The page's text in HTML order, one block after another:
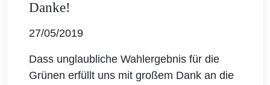
Danke!
27/05/2019
Dass unglaubliche Wahlergebnis für die
Grünen erfüllt uns mit großem Dank an die